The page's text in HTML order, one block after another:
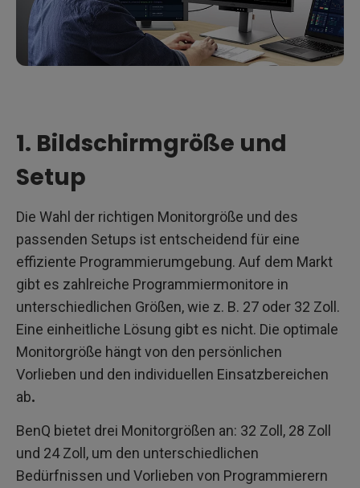
1. Bildschirmgröße und
Setup
Die Wahl der richtigen Monitorgröße und des
passenden Setups ist entscheidend für eine
effiziente Programmierumgebung. Auf dem Markt
gibt es zahlreiche Programmiermonitore in
unterschiedlichen Größen, wie z. B. 27 oder 32 Zoll.
Eine einheitliche Lösung gibt es nicht. Die optimale
Monitorgröße hängt von den persönlichen
Vorlieben und den individuellen Einsatzbereichen
ab.
BenQ bietet drei Monitorgrößen an: 32 Zoll, 28 Zoll
und 24 Zoll, um den unterschiedlichen
Bedürfnissen und Vorlieben von Programmierern